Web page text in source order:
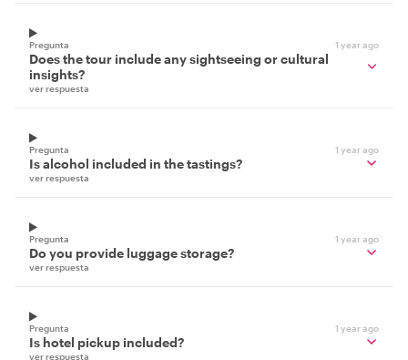
Pregunta 1 year ago
Does the tour include any sightseeing or cultural
insights?
ver respuesta
Pregunta 1 year ago
Is alcohol included in the tastings?
ver respuesta
Pregunta 1 year ago
Do you provide luggage storage?
ver respuesta
Pregunta 1 year ago
Is hotel pickup included?
ver respuesta